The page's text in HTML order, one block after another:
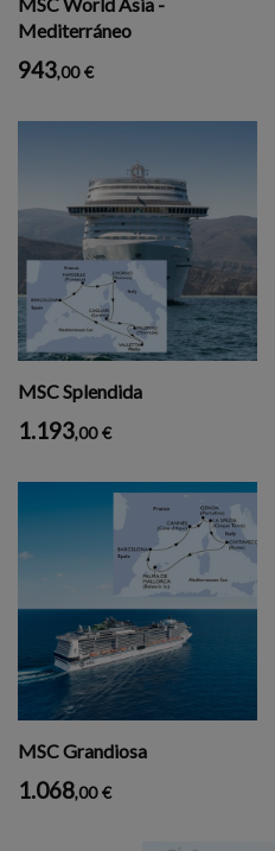
Mediterráneo
943,00 €
MSC Splendida
1.193,00 €
MSC Grandiosa
1.068,00 €